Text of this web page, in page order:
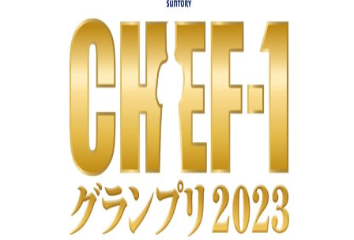
ザキ山小屋本館
ぺこぱのまるスポ
アナ回覧板